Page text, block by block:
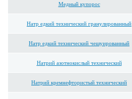
Медный купорос
Натр едкий технический гранулированный
Натр едкий технический чешуированный
Натрий азотнокислый технический
Натрий кремнефтористый технический